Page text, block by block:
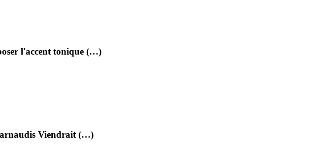
l'accent tonique (…)
Viendrait (…)